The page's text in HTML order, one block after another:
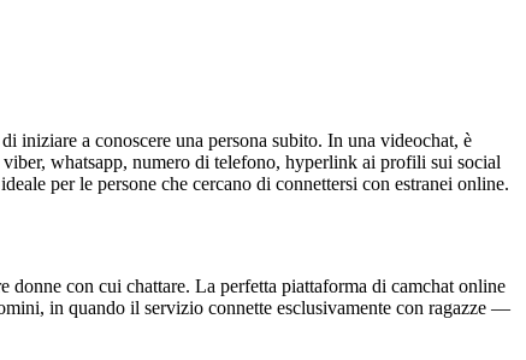
iniziare a conoscere una persona subito. In una videochat, è
whatsapp, numero di telefono, hyperlink ai profili sui social
per le persone che cercano di connettersi con estranei online.
con cui chattare. La perfetta piattaforma di camchat online
in quando il servizio connette esclusivamente con ragazze —